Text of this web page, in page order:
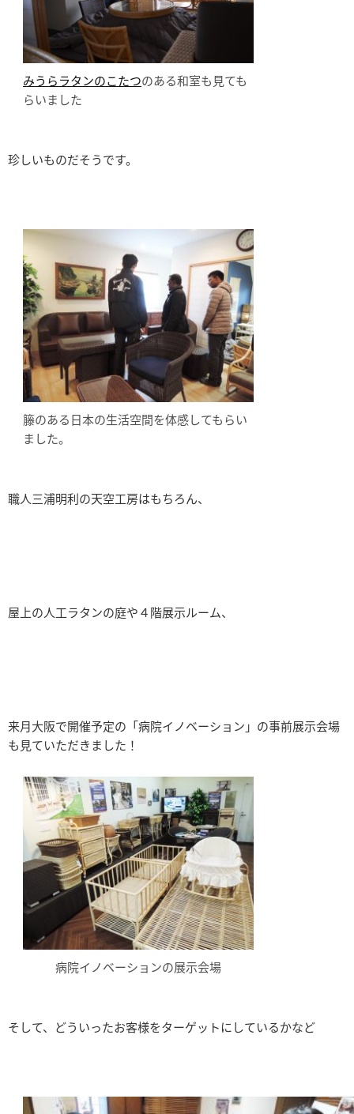
みうらラタンのこたつのある和室も見ても
らいました
珍しいものだそうです。
籐のある日本の生活空間を体感してもらい
ました。
職人三浦明利の天空工房はもちろん、
屋上の人工ラタンの庭や４階展示ルーム、
来月大阪で開催予定の「病院イノベーション」の事前展示会場
も見ていただきました！
病院イノベーションの展示会場
そして、どういったお客様をターゲットにしているかなど